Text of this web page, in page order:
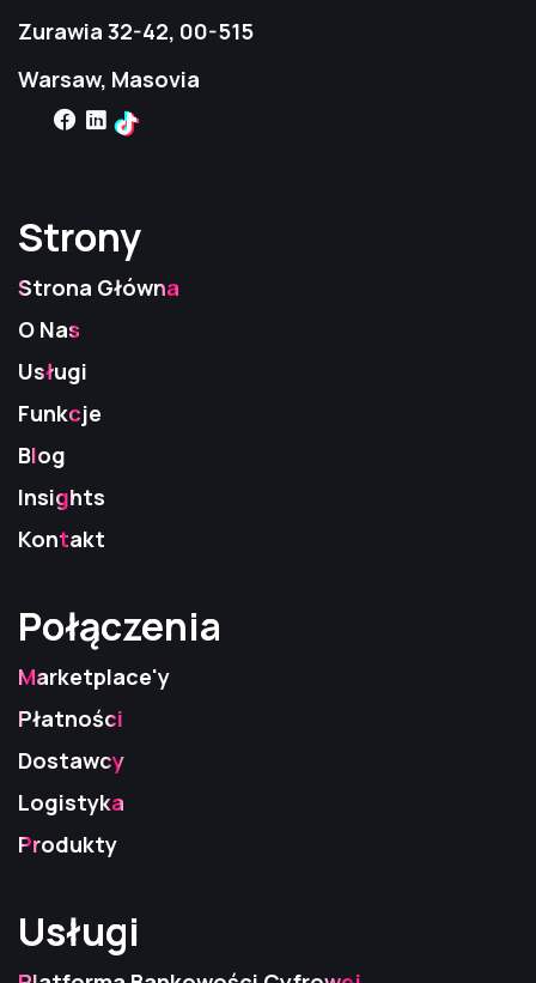
Zurawia 32-42, 00-515
Warsaw, Masovia
Strony
Strony
Strony
Strona Główna
O Nas
Usługi
Funkcje
Blog
Insights
Kontakt
Połączenia
Połączenia
Połączenia
Marketplace'y
Płatności
Dostawcy
Logistyka
Produkty
Usługi
Usługi
Usługi